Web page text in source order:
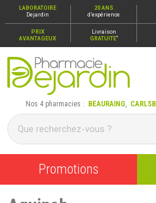
LABORATOIRE
Dejardin
20 ANS
d’expérience
PRIX
AVANTAGEUX
Livraison
GRATUITE*
Pharmacie Dejardin Nos 4
Nos 4 pharmacies : BEAURAING,
Promotions